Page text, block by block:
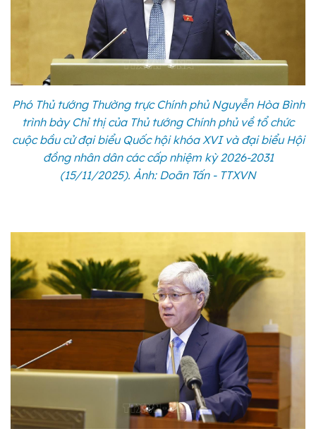
Phó Thủ tướng Thường trực Chính phủ Nguyễn Hòa Bình
trình bày Chỉ thị của Thủ tướng Chính phủ về tổ chức
cuộc bầu cử đại biểu Quốc hội khóa XVI và đại biểu Hội
đồng nhân dân các cấp nhiệm kỳ 2026-2031
(15/11/2025). Ảnh: Doãn Tấn - TTXVN